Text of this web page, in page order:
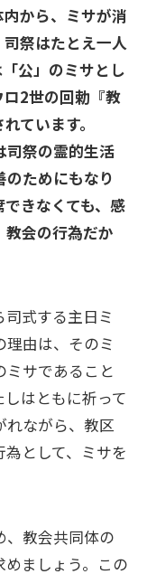
から、ミサが消
祭はたとえ一人
公」のミサとし
2世の回勅『教
ています。
司祭の霊的生活
ためにもなり
きなくても、感
会の行為だか
式する主日ミ
由は、そのミ
ミサであること
はともに祈って
れながら、教区
として、ミサを
、教会共同体の
ましょう。この